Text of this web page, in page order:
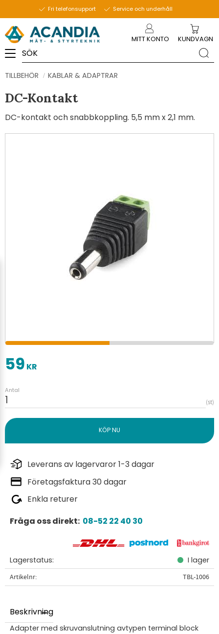
Fri telefonsupport Service och underhåll
MITT KONTO KUNDVAGN
TILLBEHÖR KABLAR & ADAPTRAR
DC-Kontakt
DC-kontakt och snabbkoppling. 5,5 mm x 2,1 mm.
59 KR
Antal
st
Leverans av lagervaror 1-3 dagar
Företagsfaktura 30 dagar
Enkla returer
Fråga oss direkt: 08-52 22 40 30
Lagerstatus I lager
Artikelnr TBL-1006
Beskrivning
Adapter med skruvanslutning avtypen terminal block